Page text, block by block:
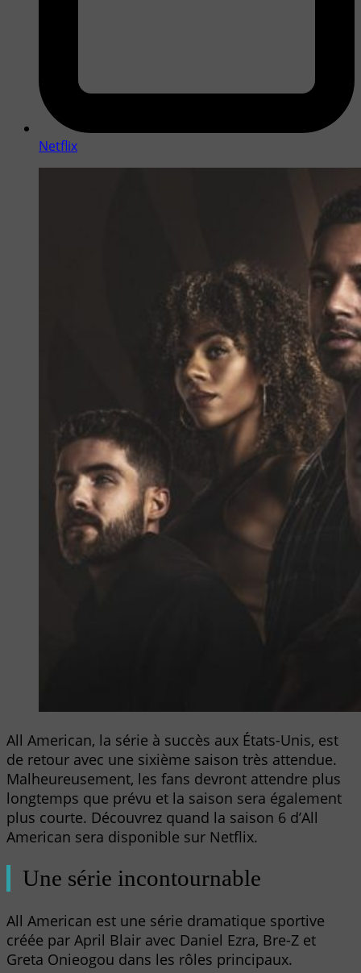
Netflix
All American, la série à succès aux États-Unis, est
de retour avec une sixième saison très attendue.
Malheureusement, les fans devront attendre plus
longtemps que prévu et la saison sera également
plus courte. Découvrez quand la saison 6 d’All
American sera disponible sur Netflix.
Une série incontournable
All American est une série dramatique sportive
créée par April Blair avec Daniel Ezra, Bre-Z et
Greta Onieogou dans les rôles principaux.